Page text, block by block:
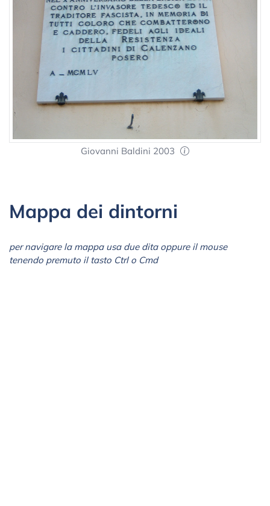
Giovanni Baldini 2003
Mappa dei dintorni
per navigare la mappa usa due dita oppure il mouse
tenendo premuto il tasto Ctrl o Cmd